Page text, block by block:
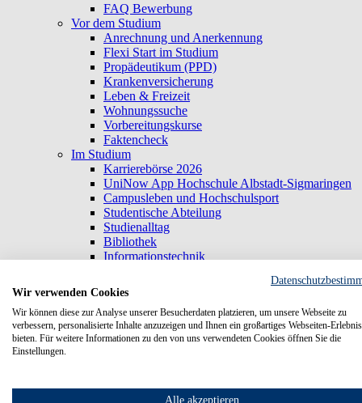
FAQ Bewerbung
Vor dem Studium
Anrechnung und Anerkennung
Flexi Start im Studium
Propädeutikum (PPD)
Krankenversicherung
Leben & Freizeit
Wohnungssuche
Vorbereitungskurse
Faktencheck
Im Studium
Karrierebörse 2026
UniNow App Hochschule Albstadt-Sigmaringen
Campusleben und Hochschulsport
Studentische Abteilung
Studienalltag
Bibliothek
Informationstechnik
Career Center
MHFA - Mental Health First Aid
Verfasste Studierendenschaft
Stipendien
Studieren mit Familienpflichten
Beratung im Studium
Wir verwenden Cookies
Wir können diese zur Analyse unserer Besucherdaten platzieren, um unsere Webseite zu
verbessern, personalisierte Inhalte anzuzeigen und Ihnen ein großartiges Webseiten-
bieten. Für weitere Informationen zu den von uns verwendeten Cookies öffnen Sie die
Einstellungen.
Alle akzeptieren